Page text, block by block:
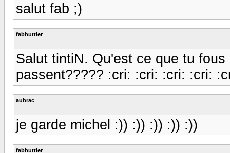
salut fab ;)
fabhuttier
Salut tintiN. Qu'est ce que tu
passent????? :cri: :cri: :cri: :cri:
aubrac
je garde michel :)) :)) :)) :)) :))
fabhuttier